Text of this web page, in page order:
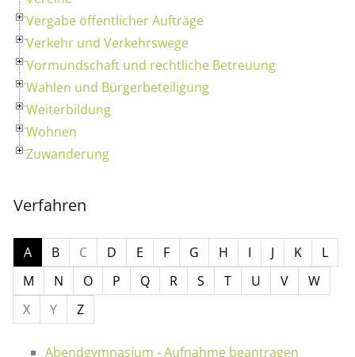
Vergabe öffentlicher Aufträge
Verkehr und Verkehrswege
Vormundschaft und rechtliche Betreuung
Wahlen und Bürgerbeteiligung
Weiterbildung
Wohnen
Zuwanderung
Verfahren
A B C D E F G H I J K
L
M
N O P Q R S T U V
W
X
Y Z
Abendgymnasium - Aufnahme beantragen